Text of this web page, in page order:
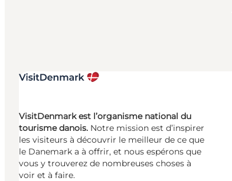
VisitDenmark est l’organisme national du
tourisme danois. Notre mission est d’inspirer
les visiteurs à découvrir le meilleur de ce que
le Danemark a à offrir, et nous espérons que
vous y trouverez de nombreuses choses à
voir et à faire.